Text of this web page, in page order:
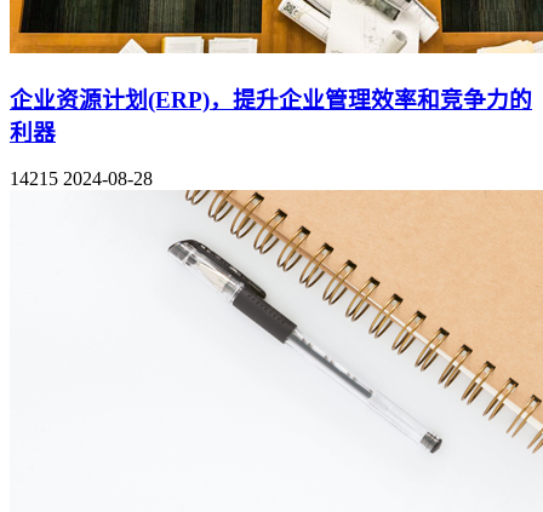
企业资源计划(ERP)，提升企业管理效率和竞争力的
利器
14215 2024-08-28